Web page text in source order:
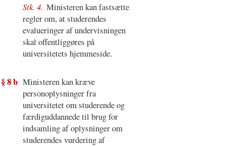
Stk. 4. Ministeren kan fastsætte
regler om, at studerendes
evalueringer af undervisningen
skal offentliggøres på
universitetets hjemmeside.
§ 8 b Ministeren kan kræve
personoplysninger fra
universitetet om studerende og
færdiguddannede til brug for
indsamling af oplysninger om
studerendes vurdering af